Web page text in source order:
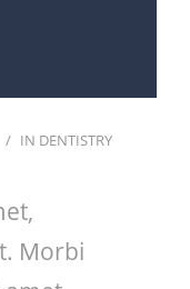
IN DENTISTRY
Morbi